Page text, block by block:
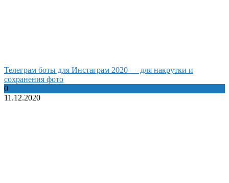
Телеграм боты для Инстаграм 2020 — для накрутки и
сохранения фото
0
11.12.2020